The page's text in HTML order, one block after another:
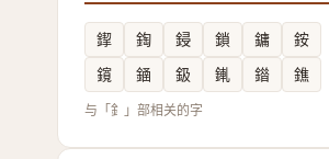
䤿 鋾 鋟 鎖 鏞
銨
鑧
䥁 鈒 錷 䥘 鐎
与「釒」部相关的字